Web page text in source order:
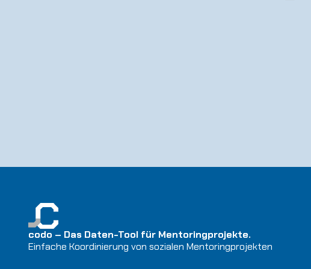
codo – Das Daten-Tool für Mentoringprojekte.
Einfache Koordinierung von sozialen Mentoringprojekten